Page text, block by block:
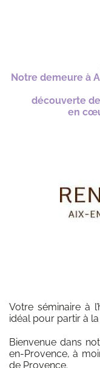
Notre demeure à
découverte
en
Votre séminaire à
idéal pour partir à
Bienvenue dans
en-Provence, à
de Provence.